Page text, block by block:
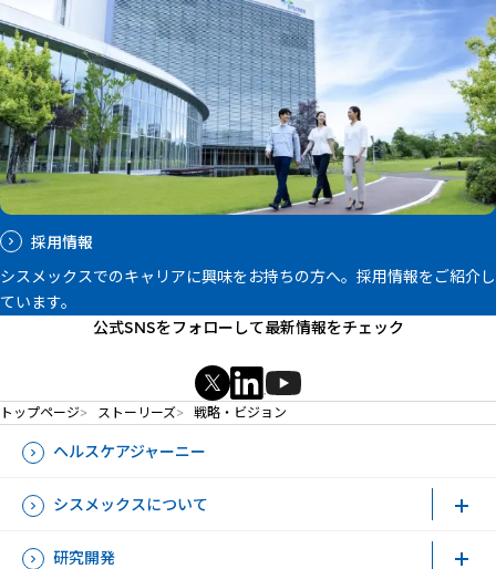
採用情報
シスメックスでのキャリアに興味をお持ちの方へ。採用情報をご紹介し
ています。
公式SNSをフォローして最新情報をチェック
新規ウィンドウを開きます
新規ウィンドウを開きます
新規ウィンドウを開きます
トップページ ストーリーズ 戦略・ビジョン
ヘルスケアジャーニー
シスメックスについて
研究開発